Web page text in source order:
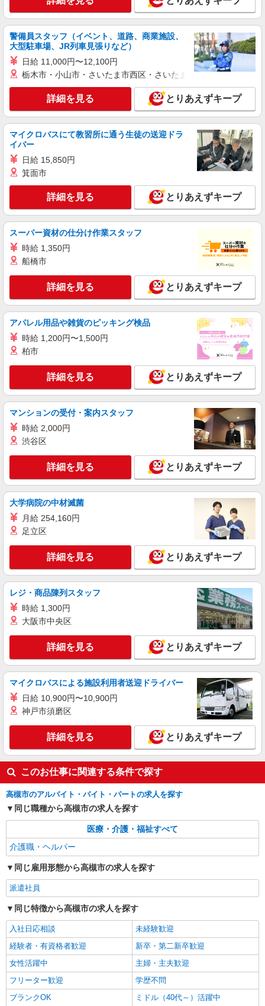
高槻市≪最寄駅：高槻≫
キープ 詳細を見る
派遣社員
株式会社kotrio /●KT-H-1953206
高槻市駅｜小さなグループホームで家事や生活
のサポート！
時給1600円〜2250円 ＜日払い有/週払い有/交
通費全支給(ガソリン代含む)＞
高槻市城北町付近 最寄り：高槻市駅
キープ 詳細を見る
（株）ウィルオブ・ワークCW 大阪支店/ms270101
高齢者向けマンションstaff
時給1700円 ◆前払い・日払い・週払いOK
キープ 詳細を見る
派遣社員
株式会社kotrio /●KT-H-1955126
高槻市駅｜日払いOK！日収1.2万円超え×サ高
住スタッフ！
時給1600円〜2250円 ＜日払い有/週払い有/交
通費全支給(ガソリン代含む)＞
高槻市城北町付近 最寄り：高槻市駅
キープ 詳細を見る
派遣社員
株式会社kotrio /●KT-H-1956958
高槻駅★シフト柔軟で長く働きやすいシニア向
けマンション
時給1600円〜2250円 ＜日払い有/週払い有/交
通費全支給(ガソリン代含む)＞
詳細を見る
株式会社kotrio /●KT-H-1991514
高槻＊グループホームSTAFF＊生活のサポー
ト業務を担当
時給1600円〜2250円 ＜日払い有/週払い有/交
高槻市≪最寄駅：高槻≫
キープ 詳細を見る
派遣社員
株式会社kotrio /●KT-H-1990596
＜上牧＞小さなデイサービスSTAFF募集≪週3
勤務≫≪夕方退社≫
時給1600円〜2250円 ＜日払い有/週払い有/交
通費全支給(ガソリン代含む)＞
上牧駅周辺でご紹介//交通費全支給
キープ 詳細を見る
警備員スタッフ（イベント、道路、商業施設、
大型駐車場、JR列車見張りなど）
日給 11,000円〜12,100円
栃木市・小山市・さいたま市西区・さいたま市岩槻区・久喜市・
詳細を見る とりあえずキープ
マイクロバスにて教習所に通う生徒の送迎ドラ
イバー
日給 15,850円
箕面市
詳細を見る とりあえずキープ
スーパー資材の仕分け作業スタッフ
時給 1,350円
船橋市
詳細を見る とりあえずキープ
アパレル用品や雑貨のピッキング検品
時給 1,200円〜1,500円
柏市
詳細を見る とりあえずキープ
マンションの受付・案内スタッフ
時給 2,000円
渋谷区
詳細を見る とりあえずキープ
大学病院の中材滅菌
月給 254,160円
足立区
詳細を見る とりあえずキープ
レジ・商品陳列スタッフ
時給 1,300円
大阪市中央区
詳細を見る とりあえずキープ
マイクロバスによる施設利用者送迎ドライバー
日給 10,900円〜10,900円
神戸市須磨区
詳細を見る とりあえずキープ
このお仕事に関連する条件で探す
高槻市のアルバイト・バイト・パートの求人を探す
同じ職種から高槻市の求人を探す
医療・介護・福祉すべて
介護職・ヘルパー
同じ雇用形態から高槻市の求人を探す
派遣社員
同じ特徴から高槻市の求人を探す
入社日応相談
未経験歓迎
経験者・有資格者歓迎
新卒・第二新卒歓迎
女性活躍中
主婦・主夫歓迎
フリーター歓迎
学歴不問
ブランクOK
ミドル（40代～）活躍中